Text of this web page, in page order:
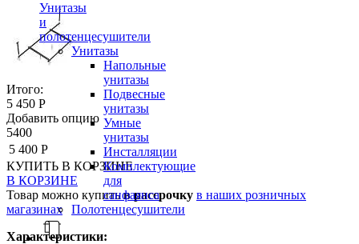
Унитазы
и
полотенцесушители
Унитазы
Напольные
унитазы
Подвесные
унитазы
Умные
унитазы
Инсталляции
Комплектующие
для
санфаянса
Полотенцесушители
Итого:
5 450 Р
Добавить опцию
5400
5 400 Р
КУПИТЬ В КОРЗИНЕ
В КОРЗИНЕ
Товар можно купитьв рассрочку в наших розничных
магазинах
Характеристики: